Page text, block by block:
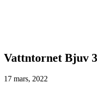
Vattntornet Bjuv
17 mars, 2022